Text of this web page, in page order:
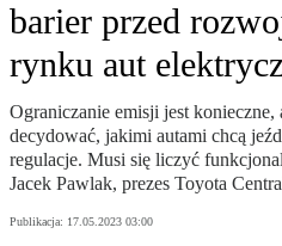
barier przed
rynku aut
Ograniczanie emisji jest
decydować, jakimi autami chcą
regulacje. Musi się liczyć
Jacek Pawlak, prezes Toyota
Publikacja: 17.05.2023 03:00